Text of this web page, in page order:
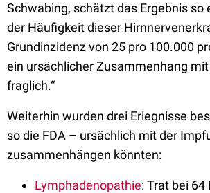
Schwabing, schätzt das Ergebnis so
der Häufigkeit dieser
Grundinzidenz von 25 pro 100.000
ein ursächlicher Zusammenhang
fraglich.“
Weiterhin wurden drei Eriegnisse
so die FDA – ursächlich mit der
zusammenhängen könnten:
Lymphadenopathie: Trat bei 64